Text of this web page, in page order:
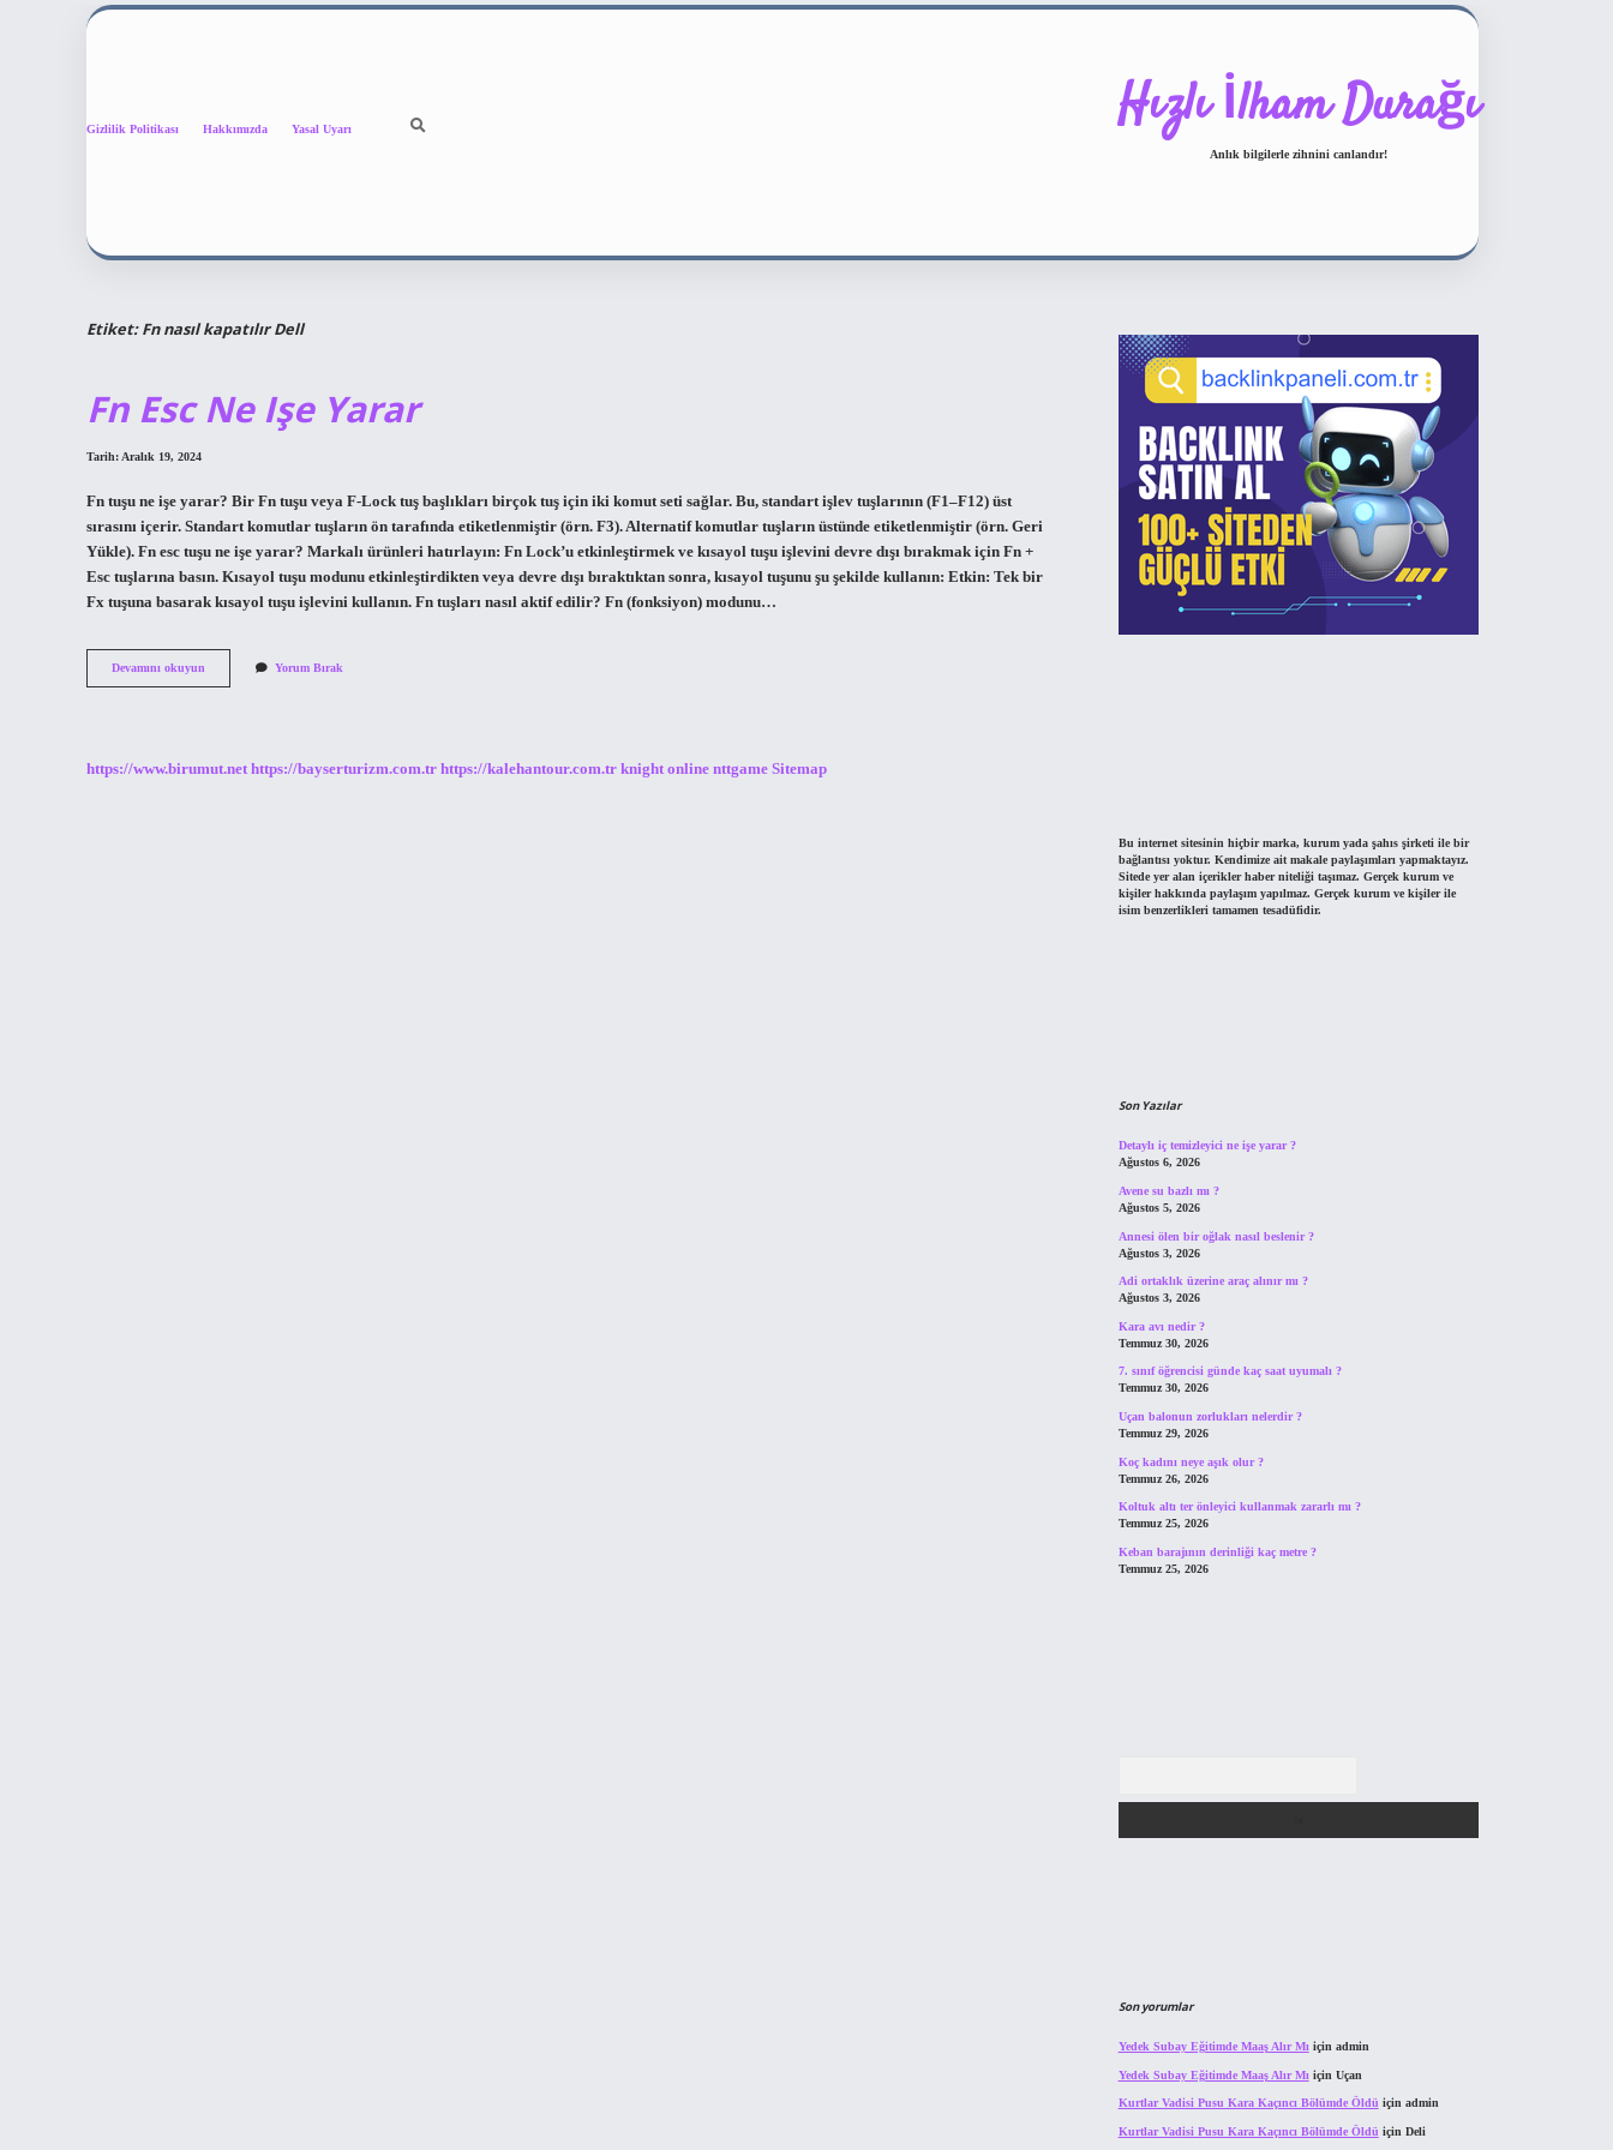
Gizlilik Politikası Hakkımızda Yasal Uyarı Hızlı İlham Durağı
Anlık bilgilerle zihnini canlandır!
Etiket:Fn nasıl kapatılır Dell
Fn Esc Ne Işe Yarar
Tarih: Aralık 19, 2024
Fn tuşu ne işe yarar? Bir Fn tuşu veya F-Lock tuş başlıkları birçok tuş için iki komut seti sağlar. Bu, standart işlev tuşlarının (F1–F12) üst
sırasını içerir. Standart komutlar tuşların ön tarafında etiketlenmiştir (örn. F3). Alternatif komutlar tuşların üstünde etiketlenmiştir (örn. Geri
Yükle). Fn esc tuşu ne işe yarar? Markalı ürünleri hatırlayın: Fn Lock’u etkinleştirmek ve kısayol tuşu işlevini devre dışı bırakmak için Fn +
Esc tuşlarına basın. Kısayol tuşu modunu etkinleştirdikten veya devre dışı bıraktıktan sonra, kısayol tuşunu şu şekilde kullanın: Etkin: Tek bir
Fx tuşuna basarak kısayol tuşu işlevini kullanın. Fn tuşları nasıl aktif edilir? Fn (fonksiyon) modunu…
Devamını okuyun
Esc
Yorum Bırak
https://www.birumut.net https://bayserturizm.com.tr https://kalehantour.com.tr knight online nttgame Sitemap
Bu internet sitesinin hiçbir marka, kurum yada şahıs şirketi ile bir
bağlantısı yoktur. Kendimize ait makale paylaşımları yapmaktayız.
Sitede yer alan içerikler haber niteliği taşımaz. Gerçek kurum ve
kişiler hakkında paylaşım yapılmaz. Gerçek kurum ve kişiler ile
isim benzerlikleri tamamen tesadüfidir.
Son Yazılar
Detaylı iç temizleyici ne işe yarar ?
Ağustos 6, 2026
Avene su bazlı mı ?
Ağustos 5, 2026
Annesi ölen bir oğlak nasıl beslenir ?
Ağustos 3, 2026
Adi ortaklık üzerine araç alınır mı ?
Ağustos 3, 2026
Kara avı nedir ?
Temmuz 30, 2026
7. sınıf öğrencisi günde kaç saat uyumalı ?
Temmuz 30, 2026
Uçan balonun zorlukları nelerdir ?
Temmuz 29, 2026
Koç kadını neye aşık olur ?
Temmuz 26, 2026
Koltuk altı ter önleyici kullanmak zararlı mı ?
Temmuz 25, 2026
Keban barajının derinliği kaç metre ?
Temmuz 25, 2026
Son yorumlar
Yedek Subay Eğitimde Maaş Alır Mı için admin
Yedek Subay Eğitimde Maaş Alır Mı için Uçan
Kurtlar Vadisi Pusu Kara Kaçıncı Bölümde Öldü için admin
Kurtlar Vadisi Pusu Kara Kaçıncı Bölümde Öldü için Deli